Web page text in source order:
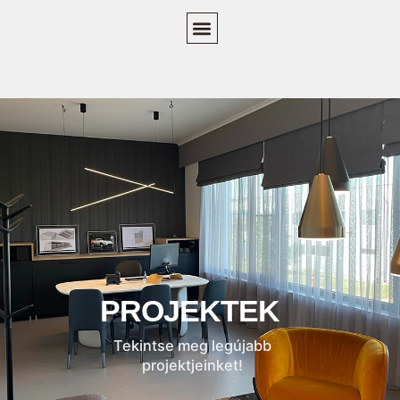
PROJEKTEK
Tekintse meg legújabb
projektjeinket!